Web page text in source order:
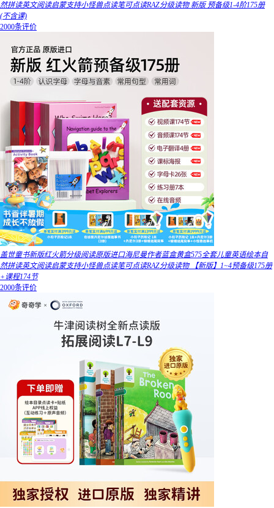
然拼读英文阅读启蒙支持小怪兽点读笔可点读RAZ分级读物 新版 预备级1-4阶175册
(不含课)
2000条评价
盖世童书新版红火箭分级阅读原版进口海尼曼作者蓝盒黄盒575全套儿童英语绘本自
然拼读英文阅读启蒙支持小怪兽点读笔可点读RAZ分级读物 【新版】1~4预备级175册
+课程174节
2000条评价